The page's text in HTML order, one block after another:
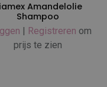
Amandelolie
Shampoo
| Registreren om
prijs te zien